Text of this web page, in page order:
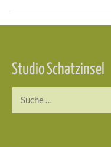
Studio Schatzinsel